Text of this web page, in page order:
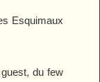
Esquimaux
du few